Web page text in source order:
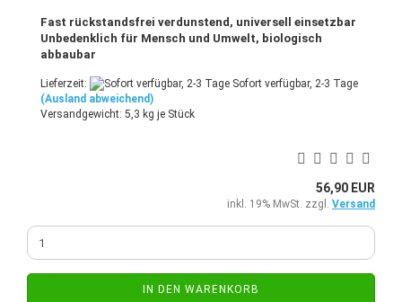
Fast rückstandsfrei verdunstend, universell einsetzbar
Unbedenklich für Mensch und Umwelt, biologisch
abbaubar
Lieferzeit:
Sofort verfügbar, 2-3 Tage
(Ausland abweichend)
Versandgewicht: 5,3 kg je Stück
56,90 EUR
inkl. 19% MwSt. zzgl. Versand
IN DEN WARENKORB